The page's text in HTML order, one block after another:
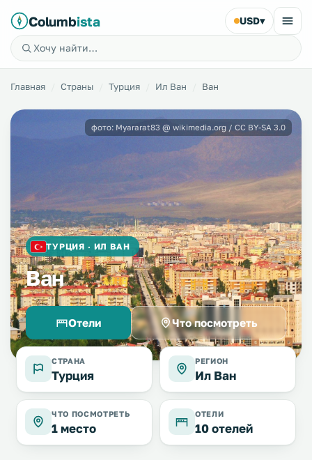
Columbista USD▾
Главная Страны Турция Ил Ван Ван
ТУРЦИЯ · ИЛ ВАН
Ван
Отели Что посмотреть
фото: Myararat83 @ wikimedia.org / CC BY-SA 3.0
СТРАНА
Турция
РЕГИОН
Ил Ван
ЧТО ПОСМОТРЕТЬ
1 место
ОТЕЛИ
10 отелей